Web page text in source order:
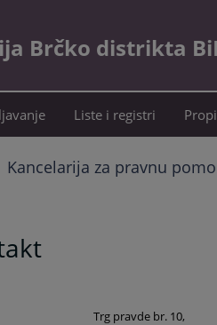
Brčko distrikta
Liste i registri
Kancelarija za pravnu
Trg pravde br. 10,